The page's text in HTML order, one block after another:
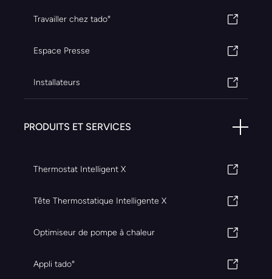
Travailler chez tado°
Espace Presse
Installateurs
PRODUITS ET SERVICES
Thermostat Intelligent X
Tête Thermostatique Intelligente X
Optimiseur de pompe à chaleur
Appli tado°